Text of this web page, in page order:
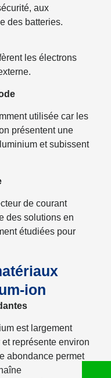
aux
des batteries.
les électrons
utilisée car les
présentent une
et subissent
de courant
des solutions en
étudiées pour
ion
est largement
représente environ
abondance permet